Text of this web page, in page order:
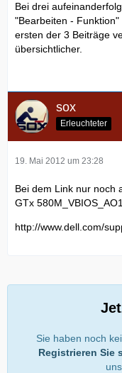
Bei drei
"Bearbeiten -
ersten der 3 Beiträge
übersichtlicher.
sox
Erleuchteter
19. Mai 2012 um 23:28
Bei dem Link nur noch
GTx
http://www.dell.com/
Sie haben noch
Registrieren Sie